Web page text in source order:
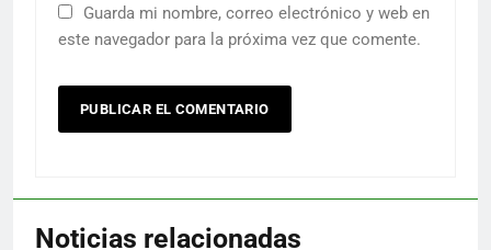
Guarda mi nombre, correo electrónico y web en
este navegador para la próxima vez que comente.
Noticias relacionadas